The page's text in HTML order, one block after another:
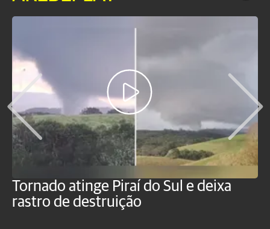
Tornado atinge Piraí do Sul e deixa
rastro de destruição